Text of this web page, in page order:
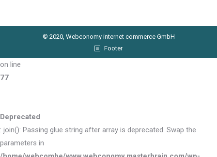
on line
77
Deprecated
: join(): Passing glue string after array is deprecated. Swap the
parameters in
© 2020, Webconomy internet commerce GmbH
Footer